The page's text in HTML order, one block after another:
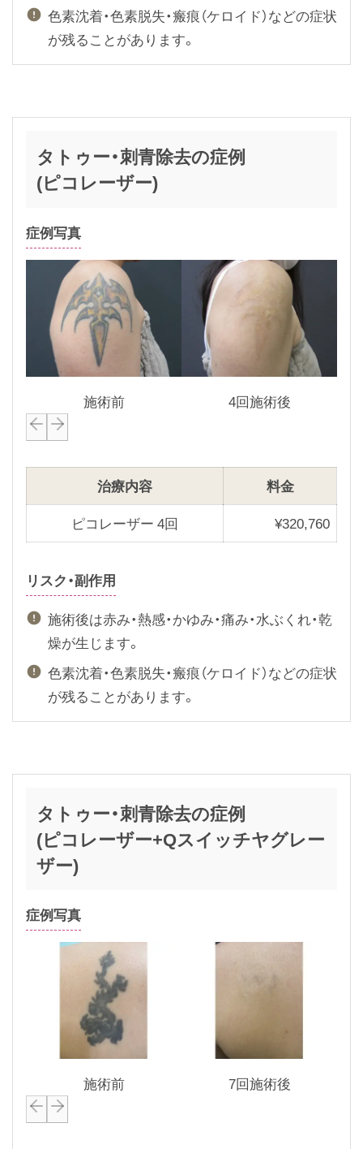
d
e
色素沈着・色素脱失・瘢痕（ケロイド）などの症状
が残ることがあります。
タトゥー・刺青除去の症例
(ピコレーザー)
症例写真
施術前
4回施術後
P
e
o
s
s
d
e
x
l
e
治療内容
料金
ピコレーザー 4回
¥320,760
リスク・副作用
施術後は赤み・熱感・かゆみ・痛み・水ぶくれ・乾
燥が生じます。
色素沈着・色素脱失・瘢痕（ケロイド）などの症状
が残ることがあります。
タトゥー・刺青除去の症例
(ピコレーザー+Qスイッチヤグレー
ザー)
症例写真
施術前
7回施術後
P